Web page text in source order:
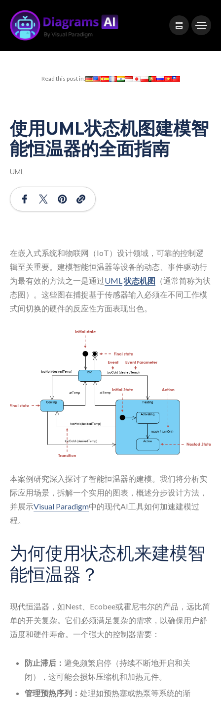
Read this post in:
使用UML状态机图建模智
能恒温器的全面指南
UML
在嵌入式系统和物联网（IoT）设计领域，可靠的控制逻
辑至关重要。建模智能恒温器等设备的动态、事件驱动行
为最有效的方法之一是通过UML状态机图 （通常简称为状
态图）。这些图在捕捉基于传感器输入必须在不同工作模
式间切换的硬件的反应性方面表现出色。
本案例研究深入探讨了智能恒温器的建模。我们将分析实
际应用场景，拆解一个实用的图表，概述分步设计方法，
并展示Visual Paradigm中的现代AI工具如何加速建模过
程。
为何使用状态机来建模智
能恒温器？
现代恒温器，如Nest、Ecobee或霍尼韦尔的产品，远比简
单的开关复杂。它们必须满足复杂的需求，以确保用户舒
适度和硬件寿命。一个强大的控制器需要：
防止滞后： 避免频繁启停（持续不断地开启和关
闭），这可能会损坏压缩机和加热元件。
管理预热序列： 处理如预热塞或热泵等系统的渐